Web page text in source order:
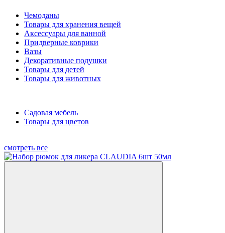
Чемоданы
Товары для хранения вещей
Аксессуары для ванной
Придверные коврики
Вазы
Декоративные подушки
Товары для детей
Товары для животных
Садовая мебель
Товары для цветов
смотреть все